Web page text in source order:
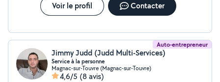
Voir le profil Contacter
Auto-entrepreneur
Jimmy Judd (Judd Multi-Services)
Service à la personne
Magnac-sur-Touvre (Magnac-sur-Touvre)
4,6/5 (8 avis)